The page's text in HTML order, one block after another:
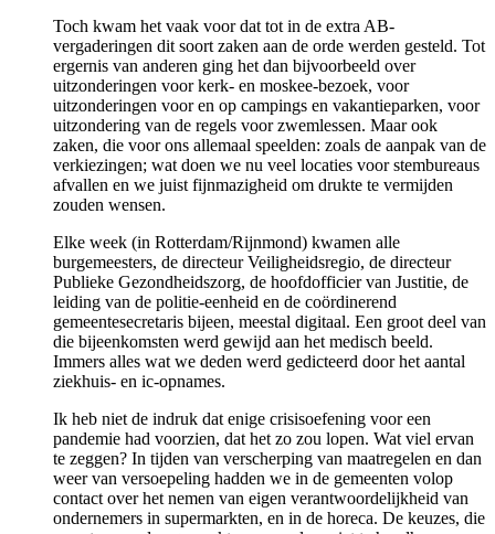
Toch kwam het vaak voor dat tot in de extra AB-
vergaderingen dit soort zaken aan de orde werden gesteld. Tot
ergernis van anderen ging het dan bijvoorbeeld over
uitzonderingen voor kerk- en moskee-bezoek, voor
uitzonderingen voor en op campings en vakantieparken, voor
uitzondering van de regels voor zwemlessen. Maar ook
zaken, die voor ons allemaal speelden: zoals de aanpak van de
verkiezingen; wat doen we nu veel locaties voor stembureaus
afvallen en we juist fijnmazigheid om drukte te vermijden
zouden wensen.
Elke week (in Rotterdam/Rijnmond) kwamen alle
burgemeesters, de directeur Veiligheidsregio, de directeur
Publieke Gezondheidszorg, de hoofdofficier van Justitie, de
leiding van de politie-eenheid en de coördinerend
gemeentesecretaris bijeen, meestal digitaal. Een groot deel van
die bijeenkomsten werd gewijd aan het medisch beeld.
Immers alles wat we deden werd gedicteerd door het aantal
ziekhuis- en ic-opnames.
Ik heb niet de indruk dat enige crisisoefening voor een
pandemie had voorzien, dat het zo zou lopen. Wat viel ervan
te zeggen? In tijden van verscherping van maatregelen en dan
weer van versoepeling hadden we in de gemeenten volop
contact over het nemen van eigen verantwoordelijkheid van
ondernemers in supermarkten, en in de horeca. De keuzes, die